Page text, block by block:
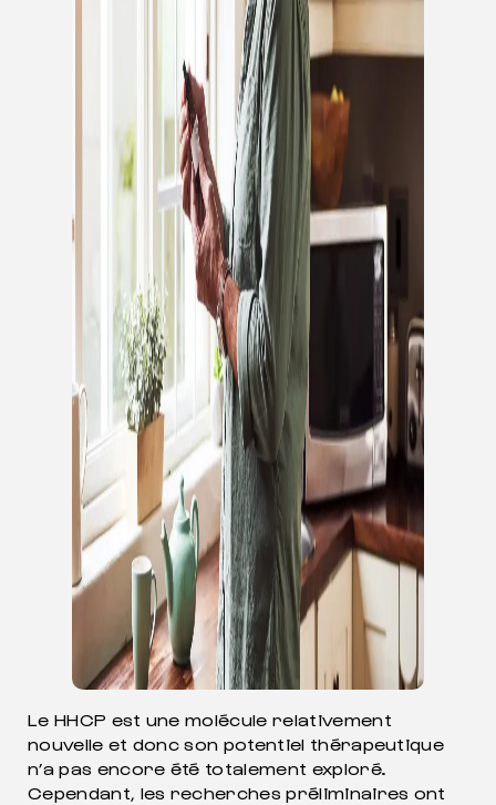
Le HHCP est une molécule relativement
nouvelle et donc son potentiel thérapeutique
n’a pas encore été totalement exploré.
Cependant, les recherches préliminaires ont